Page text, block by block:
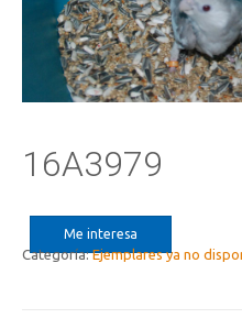
16A3979
Me interesa
Categoría:Ejemplares ya no